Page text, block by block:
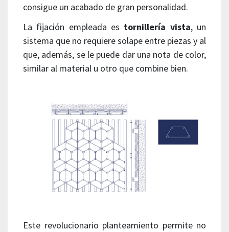
consigue un acabado de gran personalidad.
La fijación empleada es tornillería vista, un
sistema que no requiere solape entre piezas y al
que, además, se le puede dar una nota de color,
similar al material u otro que combine bien.
Este revolucionario planteamiento permite no